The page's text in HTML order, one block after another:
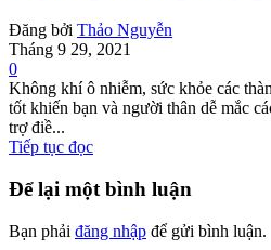
Đăng bởi Thảo Nguyễn
Tháng 9 29, 2021
0
Không khí ô nhiễm, sức khỏe các
tốt khiến bạn và người thân dễ mắc
trợ điề...
Tiếp tục đọc
Để lại một bình luận
Bạn phải đăng nhập để gửi bình luận.